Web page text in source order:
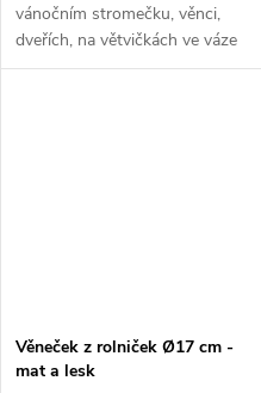
vánočním stromečku, věnci,
dveřích, na větvičkách ve váze
apod. Mají poutko z lurexové
Věneček z rolniček Ø17 cm -
mat a lesk